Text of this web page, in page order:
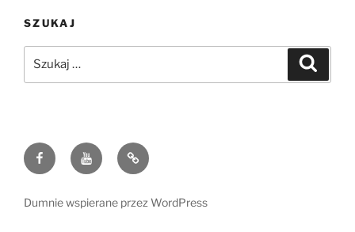
SZUKAJ
FacebookYoutubePolityka
Prywatności
Dumnie wspierane przez WordPress